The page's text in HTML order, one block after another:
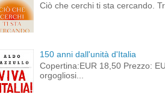
Ciò che cerchi ti sta cercando.
150 anni dall'unità d'Italia
Copertina:EUR 18,50 Prezzo:
orgogliosi...